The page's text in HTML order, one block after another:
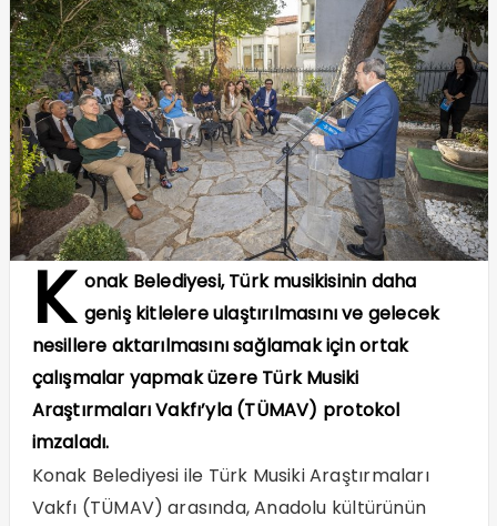
K onak Belediyesi, Türk musikisinin daha
geniş kitlelere ulaştırılmasını ve gelecek
nesillere aktarılmasını sağlamak için ortak
çalışmalar yapmak üzere Türk Musiki
Araştırmaları Vakfı’yla (TÜMAV) protokol
imzaladı.
Konak Belediyesi ile Türk Musiki Araştırmaları
Vakfı (TÜMAV) arasında, Anadolu kültürünün